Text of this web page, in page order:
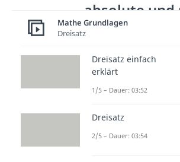
absolute und
Häufigkeit
Wichtige Inhalte
Mathe Grundlagen
Dreisatz
Dreisatz einfach
erklärt
1/5 – Dauer: 03:52
Dreisatz
2/5 – Dauer: 03:54